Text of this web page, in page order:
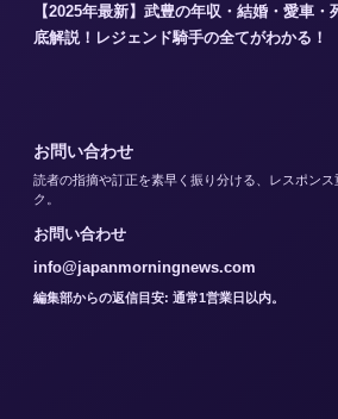
【2025年最新】武豊の年収・結婚・愛車
底解説！レジェンド騎手の全てがわかる！
お問い合わせ
読者の指摘や訂正を素早く振り分ける、レスポン
ク。
お問い合わせ
info@japanmorningnews.com
編集部からの返信目安: 通常1営業日以内。